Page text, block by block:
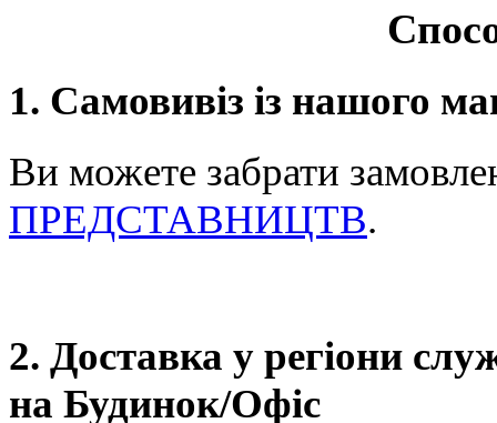
1. Самовивіз із нашого
Ви можете забрати
ПРЕДСТАВНИЦТВ.
2. Доставка у регіони
на Будинок/Офіс